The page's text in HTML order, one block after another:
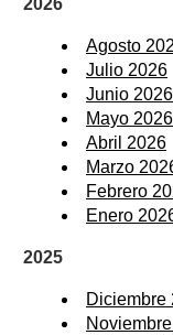
Agosto
Julio 2026
Junio 2026
Mayo 2026
Abril 2026
Marzo
Febrero
Enero
2025
Diciembre